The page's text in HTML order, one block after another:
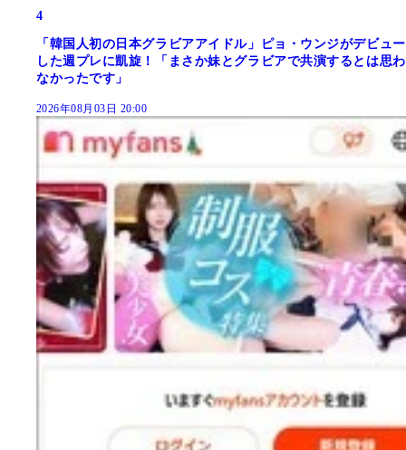
4
「韓国人初の日本グラビアアイドル」ピョ・ウンジがデビュー
した週プレに凱旋！「まさか妹とグラビアで共演するとは思わ
なかったです」
2026年08月03日 20:00